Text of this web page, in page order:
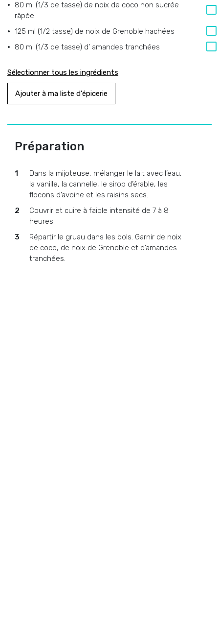
80 ml (1/3 de tasse) de noix de coco non sucrée
râpée
125 ml (1/2 tasse) de noix de Grenoble hachées
80 ml (1/3 de tasse) d’ amandes tranchées
Sélectionner tous les ingrédients
Ajouter à ma liste d'épicerie
Préparation
Dans la mijoteuse, mélanger le lait avec l’eau,
la vanille, la cannelle, le sirop d’érable, les
flocons d’avoine et les raisins secs.
Couvrir et cuire à faible intensité de 7 à 8
heures.
Répartir le gruau dans les bols. Garnir de noix
de coco, de noix de Grenoble et d’amandes
tranchées.